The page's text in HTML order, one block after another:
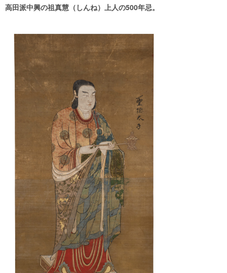
高田派中興の祖真慧（しんね）上人の500年忌。